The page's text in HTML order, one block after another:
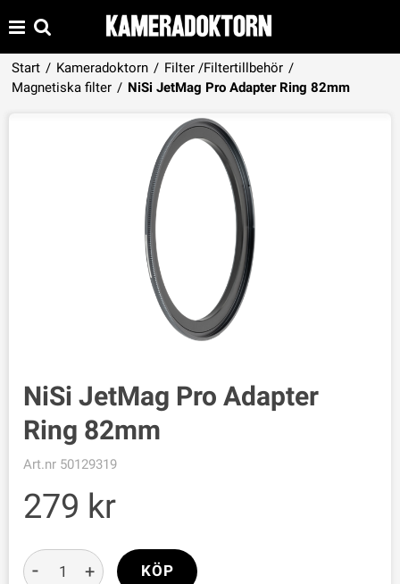
Start / Kameradoktorn / Filter /Filtertillbehör /
Magnetiska filter / NiSi JetMag Pro Adapter Ring 82mm
Produkten har lagts i din varukorg
VISA VARUKORGEN
NiSi JetMag Pro Adapter
Ring 82mm
Art.nr 50129319
279
- + KÖP